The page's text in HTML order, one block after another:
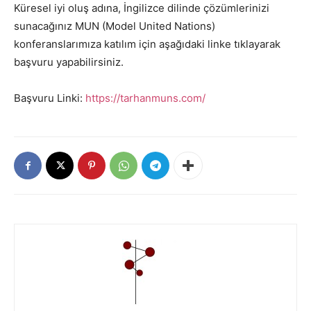
Küresel iyi oluş adına, İngilizce dilinde çözümlerinizi
sunacağınız MUN (Model United Nations)
konferanslarımıza katılım için aşağıdaki linke tıklayarak
başvuru yapabilirsiniz.
Başvuru Linki: https://tarhanmuns.com/